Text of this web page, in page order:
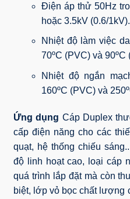
Điện áp thử 50Hz
hoặc 3.5kV (0.6/1kV).
Nhiệt độ làm việc
70ºC (PVC) và 90ºC
Nhiệt độ ngắn
160ºC (PVC) và
Ứng dụng Cáp Duplex
cấp điện năng cho các
quạt, hệ thống chiếu
độ linh hoạt cao, loại cáp
quá trình lắp đặt mà còn
biệt, lớp vỏ bọc chất lượng